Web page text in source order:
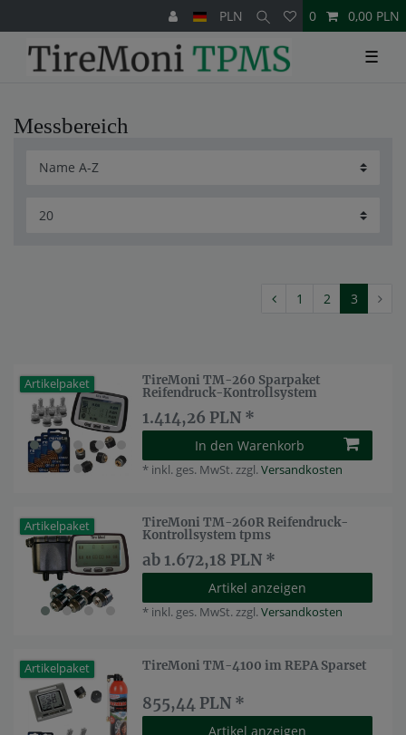
PLN 0 0,00 PLN
☰
Messbereich
1 2 3
Artikelpaket
TireMoni TM-260 Sparpaket
Reifendruck-Kontrollsystem
1.414,26 PLN *
In den Warenkorb
* inkl. ges. MwSt.zzgl.Versandkosten
Artikelpaket
TireMoni TM-260R Reifendruck-
Kontrollsystem tpms
ab 1.672,18 PLN *
Artikel anzeigen
* inkl. ges. MwSt.zzgl.Versandkosten
Artikelpaket TireMoni TM-4100 im REPA Sparset
855,44 PLN *
Artikel anzeigen